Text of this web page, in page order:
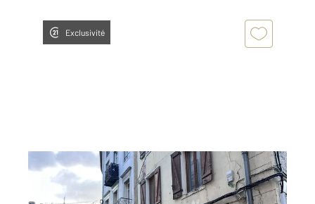
Exclusivité
FOIX 09
27,09 m 2, 2 pièces
Ref : 5714